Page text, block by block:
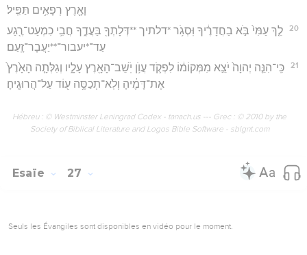
וָאָ֖רֶץ רְפָאִ֥ים תַּפִּֽיל׃
20
לֵ֤ךְ עַמִּי֙ בֹּ֣א בַחֲדָרֶ֔יךָ וּֽסְגֹ֥ר *דלתיך **דְּלָתְךָ֖ בַּעֲדֶ֑ךָ חֲבִ֥י כִמְעַט־רֶ֖גַע
עַד־*יעבור־**יַעֲבָר־זָֽעַם׃
21
כִּֽי־הִנֵּ֤ה יְהוָה֙ יֹצֵ֣א מִמְּקוֹמ֔וֹ לִפְקֹ֛ד עֲוֺ֥ן יֹֽשֵׁב־הָאָ֖רֶץ עָלָ֑יו וְגִלְּתָ֤ה הָאָ֙רֶץ֙
אֶת־דָּמֶ֔יהָ וְלֹֽא־תְכַסֶּ֥ה ע֖וֹד עַל־הֲרוּגֶֽיהָ׃
Hébreu : © Westminster Leningrad Codex - tanach.us --- Grec : © 2010 by the
Society of Biblical Literature and Logos Bible Software - sblgnt.com
Esaïe 27
Seuls les Évangiles sont disponibles en vidéo pour le moment.